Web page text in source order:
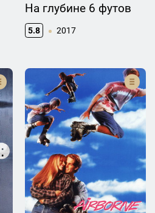
На глубине 6 футов
5.8 2017